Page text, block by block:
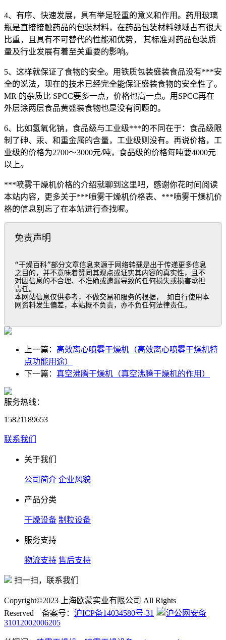
4、有序、快速发展，具有举足轻重的意义和作用。药用玻璃
瓶是直接接触药品的包装材料，在药品包装材料领域占有很大
比重，且具有不可替代的性能和优势， 其标准对药品包装质
量及行业发展有着至关重要的影响。
5、这样就保证了食物的安全。用铁质包装盛装食品没有***安
全的说法，现在的技术已经完全能保证盛装食物的安全性了。
MR 的杂质比 SPCC要多一点，价格也高一点。用SPCC再在
外层涂两层食品黄盛装食物也是没有问题的。
6、比如氢氧化钠，食品级与工业级***的不同在于：食品级限
制了砷、汞、和重金属的含量，工业级则没有。再说价格，工
业级的价格为2700～3000元/吨，食品级的价格每吨要4000元
以上。
***喷雾干燥机价格的介绍就聊到这里吧，感谢你花时间阅读
本站内容，更多关于***喷雾干燥机价格表、***喷雾干燥机价
格的信息别忘了在本站进行查找喔。
免责声明
“干燥百科”部分文章信息来源于网络转载是出于传递更多信息
之目的，并不意味着赞同其观点或证实其内容的真实性，且不
对因信息的不合理、不准确或遗漏导致的任何损失或损害承担
责任。
本网站信息仅供参考，不做交易和服务的根据， 如自行使用本
网资料发生偏差，本站概不负责，亦不负任何法律责任。
上一篇： 高效离心喷雾干燥机（高效离心喷雾干燥机特
点功能用途）
下一篇： 真空沸腾干燥机（真空沸腾干燥机的作用）
服务热线：
15821189653
联系我们
关于我们
公司简介 企业风貌
产品分类
干燥设备 制粒设备
服务支持
物流支持 售后支持
扫一扫，联系我们
Copyright©2023 上海欧蒙实业有限公司 All Rights
Reserved 备案号： 沪ICP备14034580号-31
沪公网安备
31012002006205